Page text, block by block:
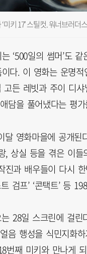
‘미키 17’ 스틸컷. 워너브러더
‘500일의 썸머’도
다. 이 영화는 운명
든 레빗과 주이 디
담을 풀어냈다는 평
영화마을에 공개된
, 상실 등을 겪은 이
진과 배우들이 다시
검프’ ‘콘택트’ 등
28일 스크린에 걸
음 행성을 식민지화
번째 미키와 만나게